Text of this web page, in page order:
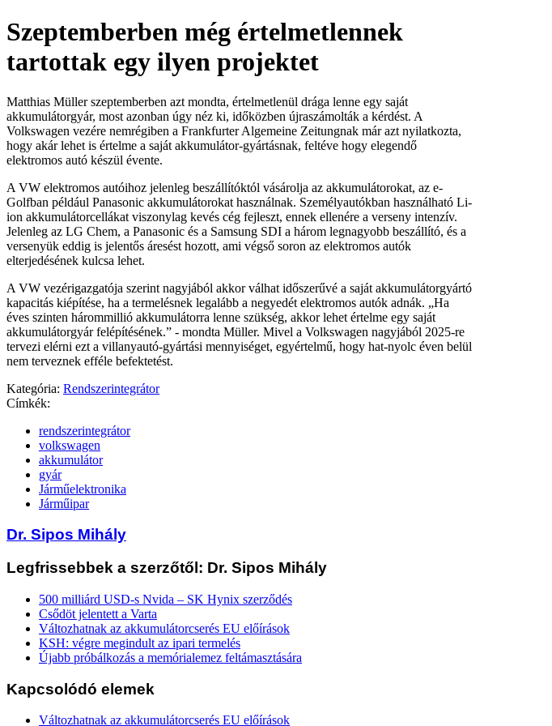
Szeptemberben még értelmetlennek
tartottak egy ilyen projektet
Matthias Müller szeptemberben azt mondta, értelmetlenül drága lenne egy saját
akkumulátorgyár, most azonban úgy néz ki, időközben újraszámolták a kérdést. A
Volkswagen vezére nemrégiben a Frankfurter Algemeine Zeitungnak már azt nyilatkozta,
hogy akár lehet is értelme a saját akkumulátor-gyártásnak, feltéve hogy elegendő
elektromos autó készül évente.
A VW elektromos autóihoz jelenleg beszállítóktól vásárolja az akkumulátorokat, az e-
Golfban például Panasonic akkumulátorokat használnak. Személyautókban használható Li-
ion akkumulátorcellákat viszonylag kevés cég fejleszt, ennek ellenére a verseny intenzív.
Jelenleg az LG Chem, a Panasonic és a Samsung SDI a három legnagyobb beszállító, és a
versenyük eddig is jelentős áresést hozott, ami végső soron az elektromos autók
elterjedésének kulcsa lehet.
A VW vezérigazgatója szerint nagyjából akkor válhat időszerűvé a saját akkumulátorgyártó
kapacitás kiépítése, ha a termelésnek legalább a negyedét elektromos autók adnák. „Ha
éves szinten hárommillió akkumulátorra lenne szükség, akkor lehet értelme egy saját
akkumulátorgyár felépítésének.” - mondta Müller. Mivel a Volkswagen nagyjából 2025-re
tervezi elérni ezt a villanyautó-gyártási mennyiséget, egyértelmű, hogy hat-nyolc éven belül
nem terveznek efféle befektetést.
Kategória: Rendszerintegrátor
Címkék:
rendszerintegrátor
volkswagen
akkumulátor
gyár
Járműelektronika
Járműipar
Dr. Sipos Mihály
Legfrissebbek a szerzőtől: Dr. Sipos Mihály
500 milliárd USD-s Nvida – SK Hynix szerződés
Csődöt jelentett a Varta
Változhatnak az akkumulátorcserés EU előírások
KSH: végre megindult az ipari termelés
Újabb próbálkozás a memórialemez feltámasztására
Kapcsolódó elemek
Változhatnak az akkumulátorcserés EU előírások